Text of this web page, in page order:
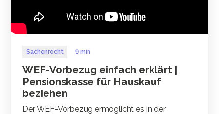
Sachenrecht 9 min
WEF-Vorbezug einfach erklärt |
Pensionskasse für Hauskauf
beziehen
Der WEF-Vorbezug ermöglicht es in der